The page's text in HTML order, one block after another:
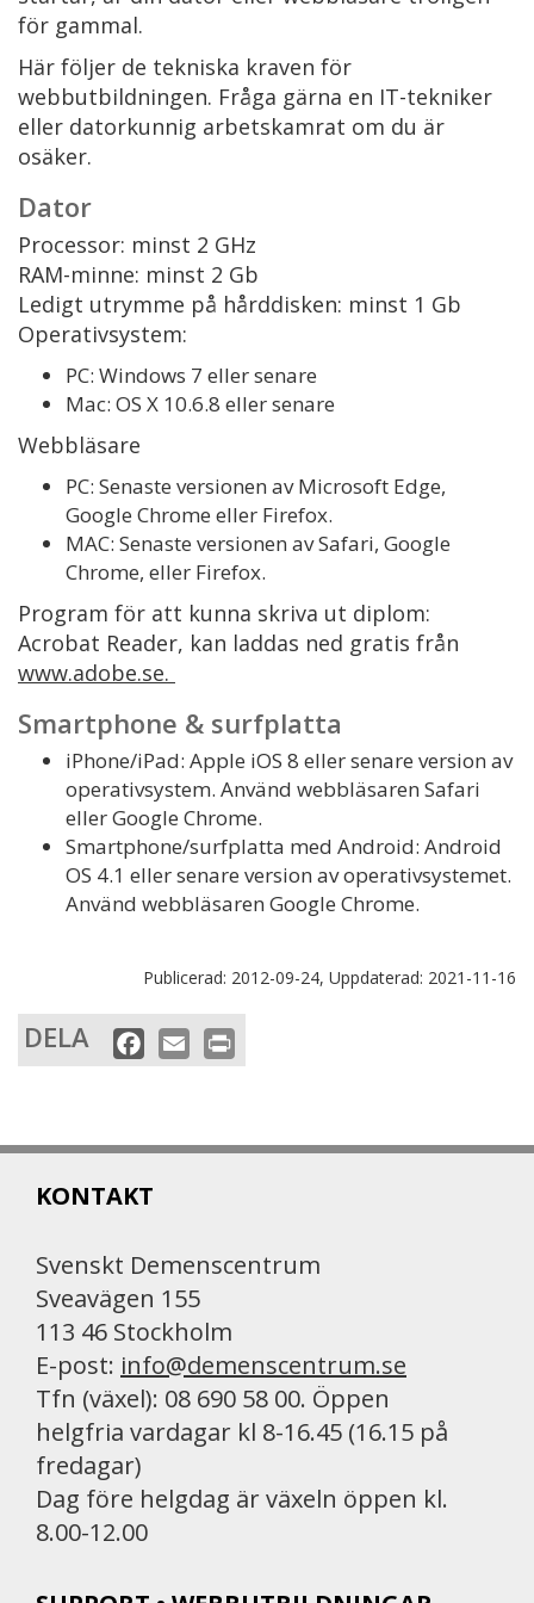
för gammal.
Här följer de tekniska kraven för
webbutbildningen. Fråga gärna en IT-tekniker
eller datorkunnig arbetskamrat om du är
osäker.
Dator
Processor: minst 2 GHz
RAM-minne: minst 2 Gb
Ledigt utrymme på hårddisken: minst 1 Gb
Operativsystem:
PC: Windows 7 eller senare
Mac: OS X 10.6.8 eller senare
Webbläsare
PC: Senaste versionen av Microsoft Edge,
Google Chrome eller Firefox.
MAC: Senaste versionen av Safari, Google
Chrome, eller Firefox.
Program för att kunna skriva ut diplom:
Acrobat Reader, kan laddas ned gratis från
www.adobe.se.
Smartphone & surfplatta
iPhone/iPad: Apple iOS 8 eller senare version av
operativsystem. Använd webbläsaren Safari
eller Google Chrome.
Smartphone/surfplatta med Android: Android
OS 4.1 eller senare version av operativsystemet.
Använd webbläsaren Google Chrome.
Publicerad: 2012-09-24, Uppdaterad: 2021-11-16
DELA
a
o
k
m
r
KONTAKT
Svenskt Demenscentrum
Sveavägen 155
113 46 Stockholm
E-post: info@demenscentrum.se
Tfn (växel): 08 690 58 00. Öppen
helgfria vardagar kl 8-16.45 (16.15 på
fredagar)
Dag före helgdag är växeln öppen kl.
8.00-12.00